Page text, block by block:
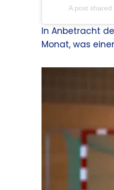
A post
In Anbetracht
Monat, was